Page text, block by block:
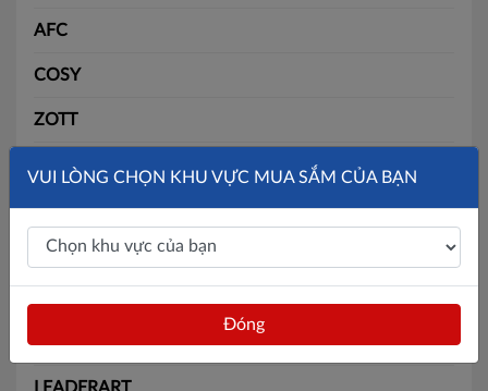
AFC
COSY
ZOTT
SLIDE
SOLITE
BÃI BẰNG
BATOS
VUI LÒNG CHỌN KHU VỰC MUA SẮM CỦA BẠN
Đóng